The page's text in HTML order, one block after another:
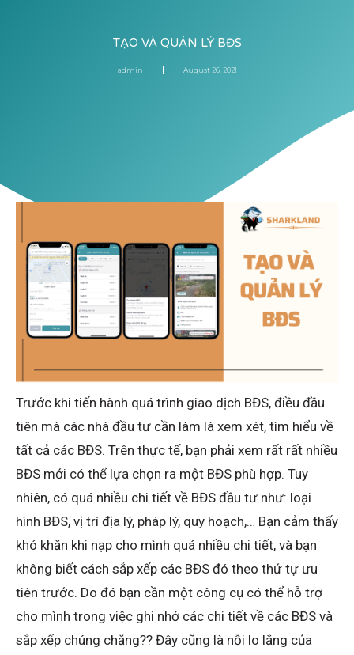
TẠO VÀ QUẢN LÝ BĐS
admin August 26, 2021
Trước khi tiến hành quá trình giao dịch BĐS, điều đầu
tiên mà các nhà đầu tư cần làm là xem xét, tìm hiểu về
tất cả các BĐS. Trên thực tế, bạn phải xem rất rất nhiều
BĐS mới có thể lựa chọn ra một BĐS phù hợp. Tuy
nhiên, có quá nhiều chi tiết về BĐS đầu tư như: loại
hình BĐS, vị trí địa lý, pháp lý, quy hoạch,… Bạn cảm thấy
khó khăn khi nạp cho mình quá nhiều chi tiết, và bạn
không biết cách sắp xếp các BĐS đó theo thứ tự ưu
tiên trước. Do đó bạn cần một công cụ có thể hỗ trợ
cho mình trong việc ghi nhớ các chi tiết về các BĐS và
sắp xếp chúng chăng?? Đây cũng là nỗi lo lắng của